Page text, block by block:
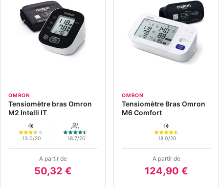
OMRON
Tensiomètre bras Omron
M2 Intelli IT
13.0/20 18.7/20
A partir de
50,32 €
OMRON
Tensiomètre Bras Omron
M6 Comfort
18.0/20
A partir de
124,90 €